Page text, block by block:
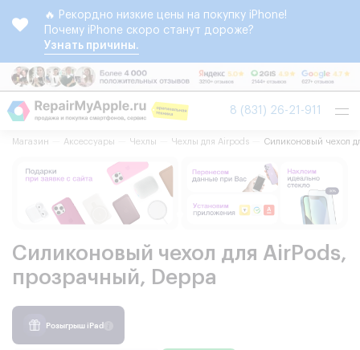
🔥 Рекордно низкие цены на покупку iPhone!
Почему iPhone скоро станут дороже?
Узнать причины.
8 (831) 26-21-911
Магазин Аксессуары Чехлы Чехлы для Airpods Силиконовый чехол
Силиконовый чехол для AirPods,
прозрачный, Deppa
Розыгрыш iPad